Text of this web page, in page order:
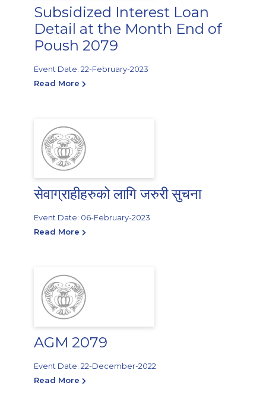
Subsidized Interest Loan
Detail at the Month End of
Poush 2079
Event Date: 22-February-2023
Read More
सेवाग्राहीहरुको लागि जरुरी सुचना
Event Date: 06-February-2023
Read More
AGM 2079
Event Date: 22-December-2022
Read More